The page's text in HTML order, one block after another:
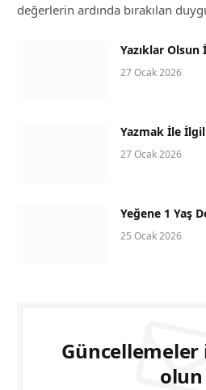
değerlerin ardında bırakılan
Yazıklar
27 Ocak 2026
Yazmak İle
27 Ocak 2026
Yeğene 1 Yaş
25 Ocak 2026
Güncellemeler
olun